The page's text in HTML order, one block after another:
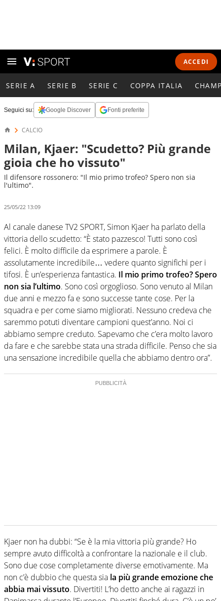
ACCEDI
SERIE A SERIE B SERIE C COPPA ITALIA
Seguici su: Google Discover Fonti preferite
CALCIO
Milan, Kjaer: "Scudetto? Più grande
gioia che ho vissuto"
Il difensore rossonero: "Il mio primo trofeo? Spero non sia
l'ultimo".
25/05/22 13:09
Al canale danese TV2 SPORT, Simon Kjaer ha parlato della
vittoria dello scudetto: “È stato pazzesco! Tutti sono così
felici. È molto difficile da esprimere a parole. È
assolutamente incredibile… vedere quanto significhi per i
tifosi. È un’esperienza fantastica. Il mio primo trofeo? Spero
non sia l’ultimo. Sono così orgoglioso. Sono venuto al Milan
due anni e mezzo fa e sono successe tante cose. Per la
squadra e per come siamo migliorati. Nessuno credeva che
saremmo potuti diventare campioni quest’anno. Noi ci
abbiamo sempre creduto. Sapevamo che c’era molto lavoro
da fare e che sarebbe stata una strada difficile. Penso che sia
una sensazione incredibile quella che abbiamo dentro ora”.
Kjaer non ha dubbi: “Se è la mia vittoria più grande? Ho
sempre avuto difficoltà a confrontare la nazionale e il club.
Sono due cose completamente diverse emotivamente. Ma
non c’è dubbio che questa sia la più grande emozione che
abbia mai vissuto. Divertiti! L’ho detto anche ai ragazzi in